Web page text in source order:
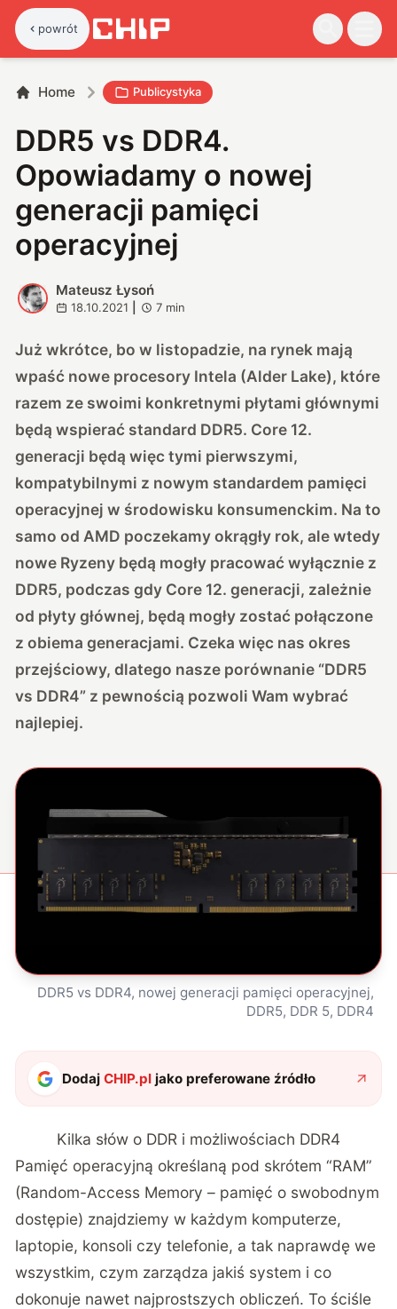
powrót
Home Publicystyka
DDR5 vs DDR4.
Opowiadamy o nowej
generacji pamięci
operacyjnej
M
Mateusz Łysoń
18.10.2021 7 min
Już wkrótce, bo w listopadzie, na rynek mają
wpaść nowe procesory Intela (Alder Lake), które
razem ze swoimi konkretnymi płytami głównymi
będą wspierać standard DDR5. Core 12.
generacji będą więc tymi pierwszymi,
kompatybilnymi z nowym standardem pamięci
operacyjnej w środowisku konsumenckim. Na to
samo od AMD poczekamy okrągły rok, ale wtedy
nowe Ryzeny będą mogły pracować wyłącznie z
DDR5, podczas gdy Core 12. generacji, zależnie
od płyty głównej, będą mogły zostać połączone
z obiema generacjami. Czeka więc nas okres
przejściowy, dlatego nasze porównanie “DDR5
vs DDR4” z pewnością pozwoli Wam wybrać
najlepiej.
DDR5 vs DDR4, nowej generacji pamięci operacyjnej,
DDR5, DDR 5, DDR4
DodajCHIP.pl jako preferowane źródło
Kilka słów o DDR i możliwościach DDR4
Pamięć operacyjną określaną pod skrótem “RAM”
(Random-Access Memory – pamięć o swobodnym
dostępie) znajdziemy w każdym komputerze,
laptopie, konsoli czy telefonie, a tak naprawdę we
wszystkim, czym zarządza jakiś system i co
dokonuje nawet najprostszych obliczeń. To ściśle